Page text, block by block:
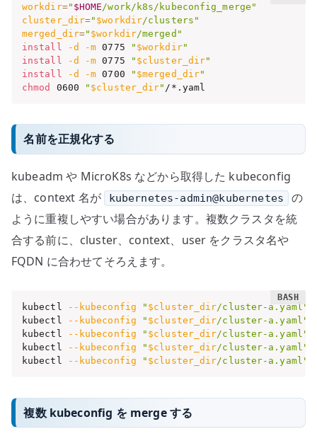
workdir=" $HOME /work/k8s/kubeconfig_merge"
cluster_dir=" $workdir/clusters"
merged_dir=" $workdir/merged"
install
-d -m 0775 " $workdir"
install
-d -m 0775 " $cluster_dir"
install
-d -m 0700 " $merged_dir"
chmod
0600 " $cluster_dir" /*.yaml
名前を正規化する
kubeadm や MicroK8s などから取得した kubeconfig
は、context 名が
kubernetes-admin@kubernetes
の
ように重複しやすい場合があります。複数クラスタを統
合する前に、cluster、context、user をクラスタ名や
FQDN に合わせてそろえます。
kubectl --kubeconfig " $cluster_dir/cluster-a.yaml"
kubectl
--kubeconfig " $cluster_dir/cluster-a.yaml"
kubectl
--kubeconfig " $cluster_dir/cluster-a.yaml"
kubectl
--kubeconfig " $cluster_dir/cluster-a.yaml"
kubectl
--kubeconfig " $cluster_dir/cluster-a.yaml"
複数 kubeconfig を merge する